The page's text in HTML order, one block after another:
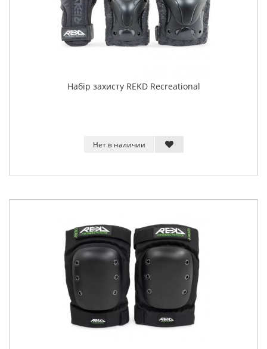
Набір захисту REKD Recreational
Нет в наличии